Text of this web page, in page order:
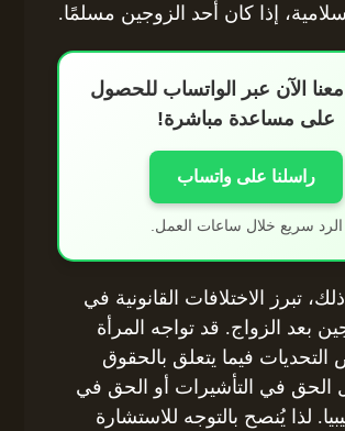
إذا كان أحد الزوجين مسلمًا.
الآن عبر الواتساب للحصول
على مساعدة مباشرة!
راسلنا على واتساب
الرد سريع خلال ساعات العمل.
تبرز الاختلافات القانونية في
بعد الزواج. قد تواجه المرأة
التحديات فيما يتعلق بالحقوق
الحق في التأشيرات أو الحق في
لذا يُنصح بالتوجه للاستشارة